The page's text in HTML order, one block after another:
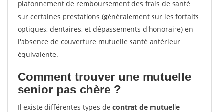
plafonnement de remboursement des frais de santé
sur certaines prestations (généralement sur les forfaits
optiques, dentaires, et dépassements d'honoraire) en
l'absence de couverture mutuelle santé antérieur
équivalente.
Comment trouver une mutuelle
senior pas chère ?
Il existe différentes types de contrat de mutuelle